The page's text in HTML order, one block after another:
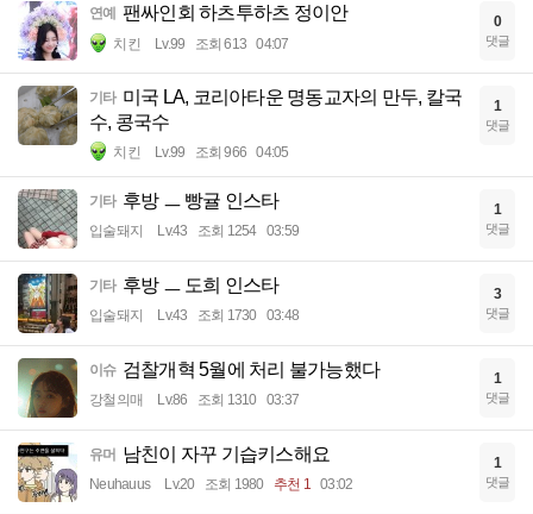
연예 팬싸인회 하츠투하츠 정이안
치킨 Lv.99 조회 613 04:07
0
댓글
기타 미국 LA, 코리아타운 명동교자의 만두, 칼국
수, 콩국수
치킨 Lv.99 조회 966 04:05
1
댓글
기타 후방 ㅡ 빵귤 인스타
입술돼지 Lv.43 조회 1254 03:59
1
댓글
기타 후방 ㅡ 도희 인스타
입술돼지 Lv.43 조회 1730 03:48
3
댓글
이슈 검찰개혁 5월에 처리 불가능했다
강철의매 Lv.86 조회 1310 03:37
1
댓글
유머 남친이 자꾸 기습키스해요
Neuhauus Lv.20 조회 1980 추천 1 03:02
1
댓글